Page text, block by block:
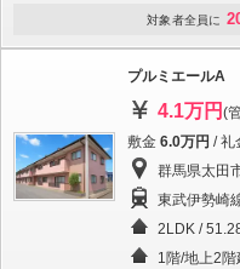
対象者全員に
プルミエールA
4.1万円 (
敷金 6.0万円 / 礼
群馬県太田
東武伊勢崎
2LDK /
1階/地上2階